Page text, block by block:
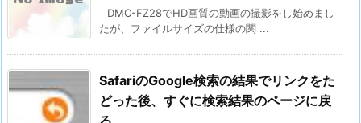
DMC-FZ28でHD画質の動画の撮影をし始めまし
たが、ファイルサイズの仕様の関 ...
SafariのGoogle検索の結果でリンクをた
どった後、すぐに検索結果のページに戻